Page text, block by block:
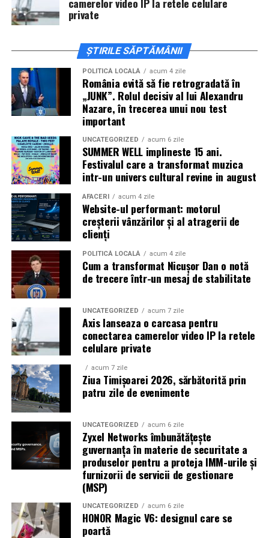
Taxiurile sunt disponibile la fiecare colț de stradă și
folosesc aparate de taxat. Asigură-te că șoferul
pornește aparatul în momentul în care te urci în
mașină. Pentru distanțe scurte de-a lungul falezei,
mersul pe jos rămâne o variantă excelentă.
Ce poți cumpăra din bazarurile locale?
Cumpărăturile fac parte din farmecul unei călătorii în
Turcia. Bazarul central oferă haine, produse din piele,
bijuterii și suveniruri diverse. Negocierea este o regulă de
bază în aceste locuri, prețul inițial fiind aproape
întotdeauna flexibil.
Dacă vrei produse proaspete, vizitează piața de fructe și
legume care se organizează în diferite zile ale
săptămânii în diverse cartiere. Acolo găsești condimente
aromate, ceaiuri tradiționale, dulciuri precum rahatul
turcesc și măsline de calitate superioară. Prețurile din
piețele locale sunt mult mai mici decât cele din
magazinele de suveniruri.
Ce preparate culinare tradiționale trebuie să guști?
unice. Unsejur în Alanyareprezintă ocazia perfectă
pentru a testa preparate autentice, dincolo de clasicul
kebab. Încearcă micul dejun tradițional turcesc, care
include brânzeturi, măsline, miere, legume proaspete și
Gozleme reprezintă o plăcintă subțire coaptă pe o
plită specială, umplută cu brânză sau carne.
Pide este varianta turcească de pizza, cu diverse
toppinguri savuroase pe un aluat crocant.
Baklavaua și budincile pe bază de lapte sunt
private
ȘTIRILE SĂPTĂMÂNII
POLITICĂ LOCALĂ acum 4 zile
România evită să fie retrogradată în
„JUNK”. Rolul decisiv al lui Alexandru
Nazare, în trecerea unui nou test
important
UNCATEGORIZED acum 6 zile
SUMMER WELL implineste 15 ani.
Festivalul care a transformat muzica
intr-un univers cultural revine in august
AFACERI acum 4 zile
Website-ul performant: motorul
creșterii vânzărilor și al atragerii de
clienți
POLITICĂ LOCALĂ acum 4 zile
Cum a transformat Nicușor Dan o notă
de trecere într-un mesaj de stabilitate
UNCATEGORIZED acum 7 zile
Axis lanseaza o carcasa pentru
conectarea camerelor video IP la retele
celulare private
acum 7 zile
Ziua Timișoarei 2026, sărbătorită prin
patru zile de evenimente
UNCATEGORIZED acum 6 zile
Zyxel Networks îmbunătățește
guvernanța în materie de securitate a
produselor pentru a proteja IMM-urile și
furnizorii de servicii de gestionare
(MSP)
UNCATEGORIZED acum 6 zile
HONOR Magic V6: designul care se
poartă